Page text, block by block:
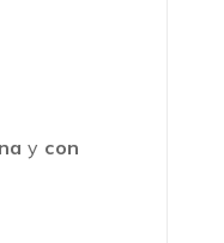
y con